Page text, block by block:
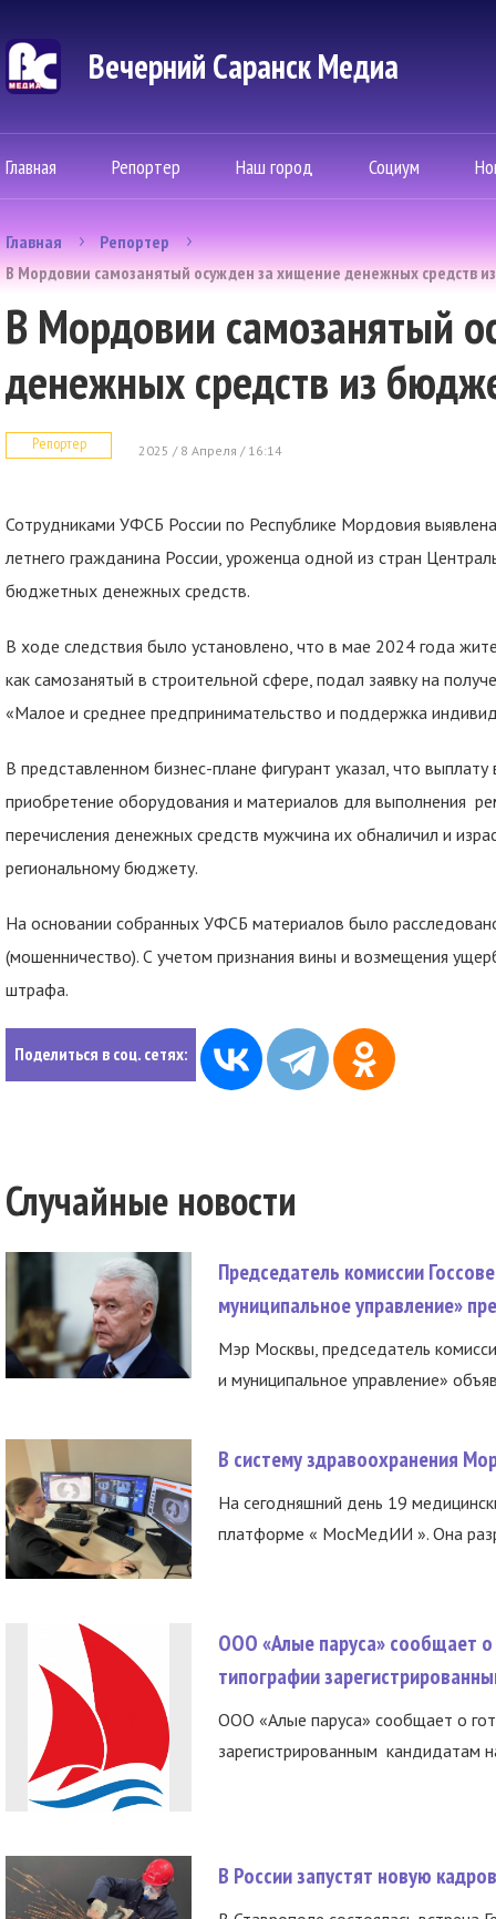
Вечерний Саранск Mедиа
Главная Репортер Наш город Социум
Главная
Репортер
В Мордовии самозанятый осужден за хищение денежных средств
В Мордовии самозанятый
денежных средств из
Репортер 2025 / 8 Апреля / 16:14
Сотрудниками УФСБ России по Республике Мордовия
летнего гражданина России, уроженца одной из стран
бюджетных денежных средств.
В ходе следствия было установлено, что в мае 2024 года
как самозанятый в строительной сфере, подал заявку на
«Малое и среднее предпринимательство и поддержка
В представленном бизнес-плане фигурант указал, что
приобретение оборудования и материалов для выполнения
перечисления денежных средств мужчина их обналичил и
региональному бюджету.
На основании собранных УФСБ материалов было
(мошенничество). С учетом признания вины и возмещения
штрафа.
Поделиться в соц. сетях:
Случайные новости
Председатель комиссии
муниципальное управление»
Мэр Москвы, председатель
и муниципальное управление»
В систему здравоохранения
На сегодняшний день 19
платформе « МосМедИИ ». Она
ООО «Алые паруса» сообщает о
типографии
ООО «Алые паруса» сообщает о
зарегистрированным кандидатам
В России запустят новую